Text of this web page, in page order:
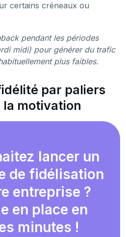
certains créneaux ou
pendant les périodes
midi) pour générer du trafic
plus faibles.
par paliers
motivation
lancer un
de fidélisation
entreprise ?
en place en
minutes !